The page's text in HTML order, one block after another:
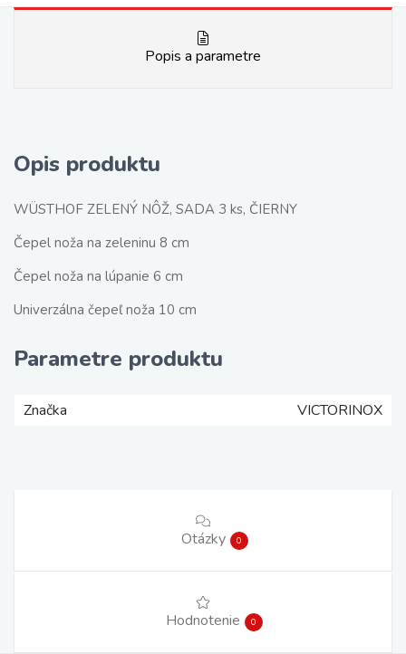
Popis a parametre
Opis produktu
WÜSTHOF ZELENÝ NÔŽ, SADA 3 ks, ČIERNY
Čepel noža na zeleninu 8 cm
Čepel noža na lúpanie 6 cm
Univerzálna čepeľ noža 10 cm
Parametre produktu
Značka VICTORINOX
Otázky 0
Hodnotenie 0